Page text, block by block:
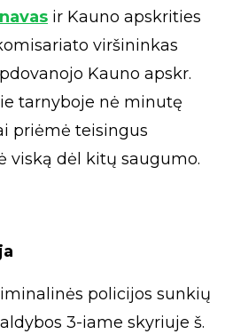
ir Kauno apskrities
viršininkas
Kauno apskr.
tarnyboje nė minutę
priėmė teisingus
viską dėl kitų saugumo.
policijos sunkių
3-iame skyriuje š.